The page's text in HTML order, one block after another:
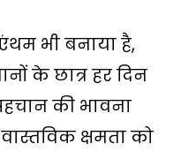
भी बनाया है,
के छात्र हर दिन
की भावना
क्षमता को